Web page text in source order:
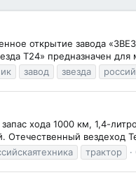
открытие завода
Т24» предназначен
завод звезда
хода 1000 км, 1,4-
вездеход
трактор